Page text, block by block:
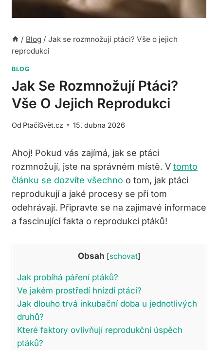
/ Blog / Jak se rozmnožují ptáci? Vše o jejich
reprodukci
BLOG
Jak Se Rozmnožují Ptáci?
Vše O Jejich Reprodukci
Od PtačíSvět.cz 15. dubna 2026
Ahoj! Pokud vás zajímá, jak se ptáci
rozmnožují, jste na správném místě. V tomto
článku se dozvíte všechno o tom, jak ptáci
reprodukují a jaké procesy se při tom
odehrávají. Připravte se na zajímavé informace
a fascinující fakta o reprodukci ptáků!
Obsah [schovat]
Jak probíhá páření ptáků?
Ve jakém prostředí hnízdí ptáci?
Jak dlouho trvá inkubační doba u jednotlivých
druhů?
Které faktory ovlivňují reprodukční úspěch
ptáků?